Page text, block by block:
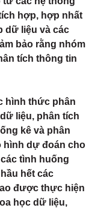
hợp, hợp nhất
dữ liệu và các
bảo rằng nhóm
tích thông tin
hình thức phân
liệu, phân tích
kê và phân
hình dự đoán cho
tình huống
hết các
được thực hiện
học dữ liệu,